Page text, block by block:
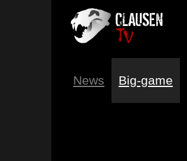
News Big-game